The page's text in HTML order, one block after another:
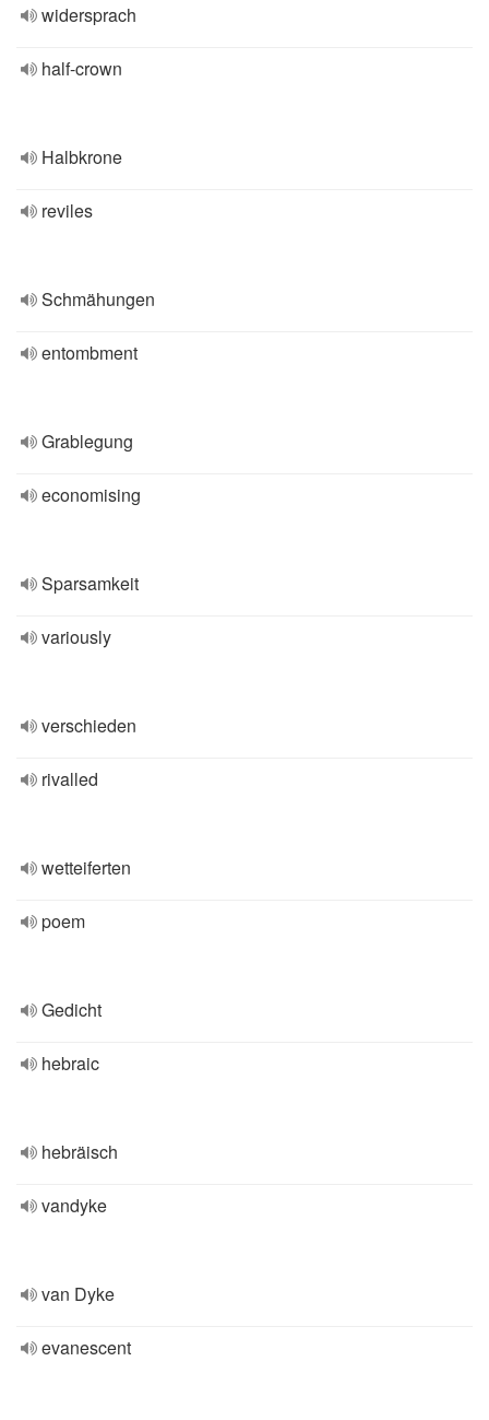
widersprach
half-crown
Halbkrone
reviles
Schmähungen
entombment
Grablegung
economising
Sparsamkeit
variously
verschieden
rivalled
wetteiferten
poem
Gedicht
hebraic
hebräisch
vandyke
van Dyke
evanescent